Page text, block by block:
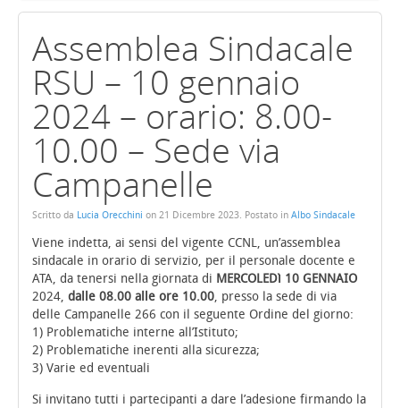
Assemblea Sindacale
RSU – 10 gennaio
2024 – orario: 8.00-
10.00 – Sede via
Campanelle
Scritto da Lucia Orecchini on 21 Dicembre 2023. Postato in Albo Sindacale
Viene indetta, ai sensi del vigente CCNL, un’assemblea
sindacale in orario di servizio, per il personale docente e
ATA, da tenersi nella giornata di MERCOLEDì 10 GENNAIO
2024, dalle 08.00 alle ore 10.00, presso la sede di via
delle Campanelle 266 con il seguente Ordine del giorno:
1) Problematiche interne all’Istituto;
2) Problematiche inerenti alla sicurezza;
3) Varie ed eventuali
Si invitano tutti i partecipanti a dare l’adesione firmando la